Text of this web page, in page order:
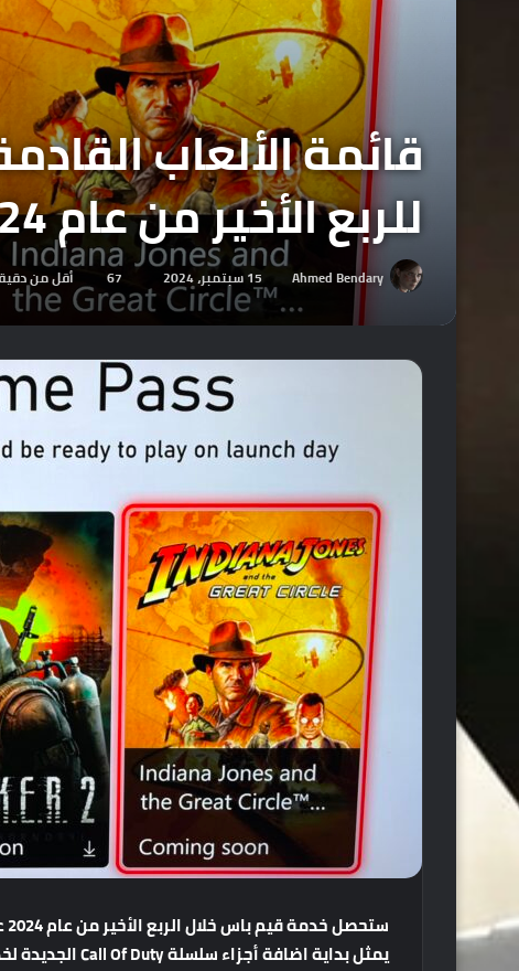
قائمة الألعاب
للربع الأخير من عام 2024.
Ahmed Bendary 15 سبتمبر، 2024 67 أقل من
ستحصلخدمةقيمباسخلالالربعالأخيرمنعام
يمثلبدايةاضافةأجزاءسلسلة الجديدة